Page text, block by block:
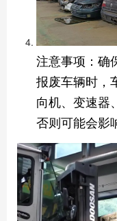
注意事项‌：确
报废车辆时，
向机、变速器
否则可能会影